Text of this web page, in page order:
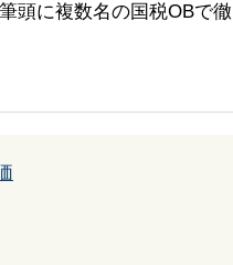
頭に複数名の国税OBで徹